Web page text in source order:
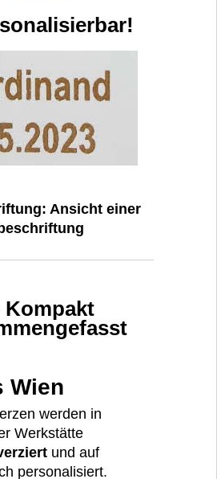
Ansicht einer
Kompakt
Wien
werden in
Werkstätte
und auf
personalisiert.